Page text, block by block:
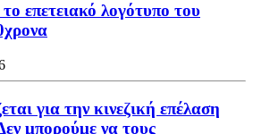
επετειακό λογότυπο του
για την κινεζική επέλαση
μπορούμε να τους